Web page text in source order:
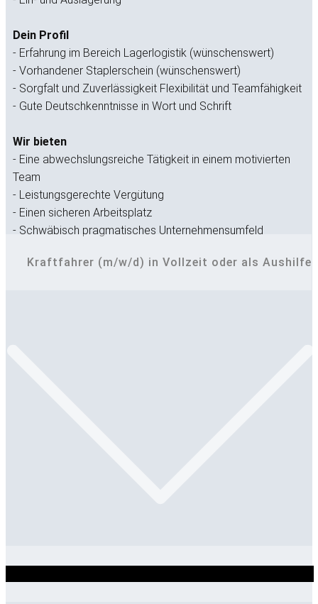
Dein Profil
- Erfahrung im Bereich Lagerlogistik (wünschenswert)
- Vorhandener Staplerschein (wünschenswert)
- Sorgfalt und Zuverlässigkeit Flexibilität und Teamfähigkeit
- Gute Deutschkenntnisse in Wort und Schrift
Wir bieten
- Eine abwechslungsreiche Tätigkeit in einem motivierten
Team
- Leistungsgerechte Vergütung
- Einen sicheren Arbeitsplatz
- Schwäbisch pragmatisches Unternehmensumfeld
Kraftfahrer (m/w/d) in Vollzeit oder als Aushilfe